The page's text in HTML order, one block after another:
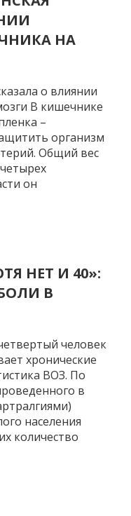
НА
о влиянии
В кишечнике
–
организм
Общий вес
он
часть
полости и
НЕТ И 40»:
В
человек
хронические
ВОЗ. По
в
населения
количество
врачи. Почему